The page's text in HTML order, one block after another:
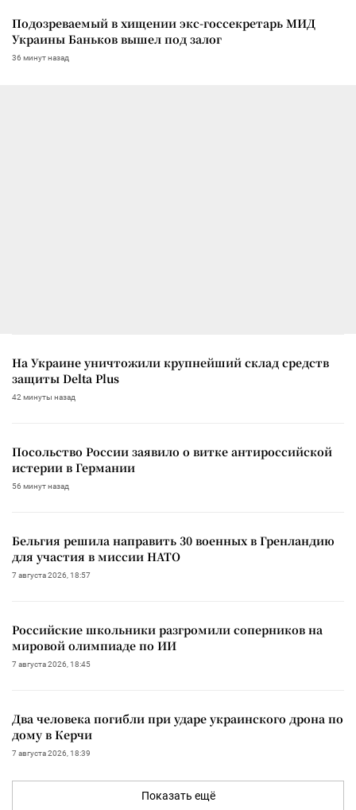
Подозреваемый в хищении экс-госсекретарь МИД
Украины Баньков вышел под залог
36 минут назад
На Украине уничтожили крупнейший склад средств
защиты Delta Plus
42 минуты назад
Посольство России заявило о витке антироссийской
истерии в Германии
56 минут назад
Бельгия решила направить 30 военных в Гренландию
для участия в миссии НАТО
7 августа 2026, 18:57
Российские школьники разгромили соперников на
мировой олимпиаде по ИИ
7 августа 2026, 18:45
Два человека погибли при ударе украинского дрона по
дому в Керчи
7 августа 2026, 18:39
Показать ещё